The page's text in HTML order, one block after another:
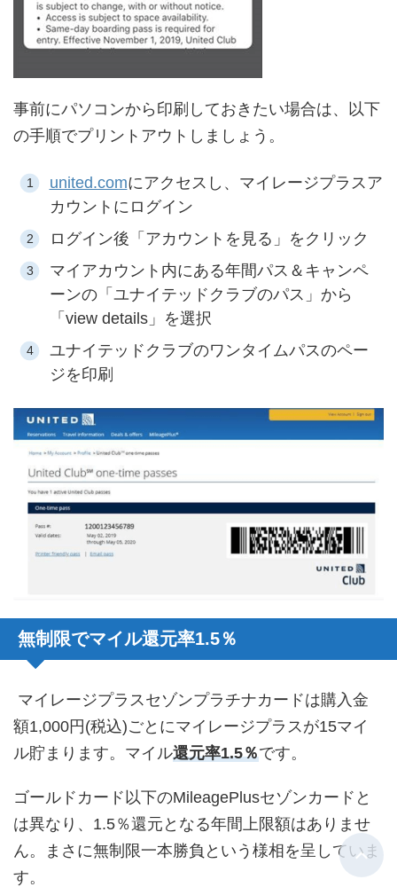
事前にパソコンから印刷しておきたい場合は、以下
の手順でプリントアウトしましょう。
united.comにアクセスし、マイレージプラスア
カウントにログイン
ログイン後「アカウントを見る」をクリック
マイアカウント内にある年間パス＆キャンペ
ーンの「ユナイテッドクラブのパス」から
「view details」を選択
ユナイテッドクラブのワンタイムパスのペー
ジを印刷
無制限でマイル還元率1.5％
マイレージプラスセゾンプラチナカードは購入金
額1,000円(税込)ごとにマイレージプラスが15マイ
ル貯まります。マイル還元率1.5％です。
ゴールドカード以下のMileagePlusセゾンカードと
は異なり、1.5％還元となる年間上限額はありませ
ん。まさに無制限一本勝負という様相を呈していま
す。